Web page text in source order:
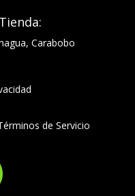
Carabobo
de Servicio